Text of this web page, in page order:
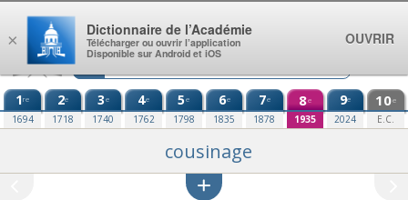
Aller au contenu
1re
1694
2e
1718
3e
1740
4e
1762
5e
1798
6e
1835
7e
1878
8e
1935
9e
2024
10e
E.C.
cousinage
×
Dictionnaire de l’Académie
Télécharger ou ouvrir l’application
Disponible sur Android et iOS
OUVRIR